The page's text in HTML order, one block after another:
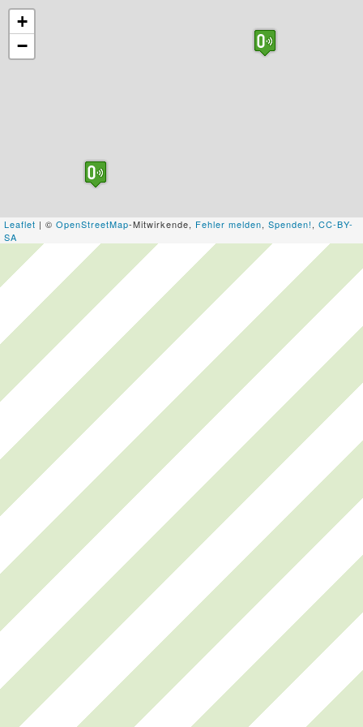
+
−
Leaflet | © OpenStreetMap-Mitwirkende, Fehler melden, Spenden!, CC-BY-
SA